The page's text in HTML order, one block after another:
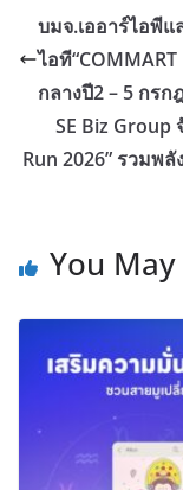
บมจ.เออาร์ไอพี
ไอที“COMMART
กลางปี2 – 5 กร
SE Biz Group
Run 2026” รวมพ
You